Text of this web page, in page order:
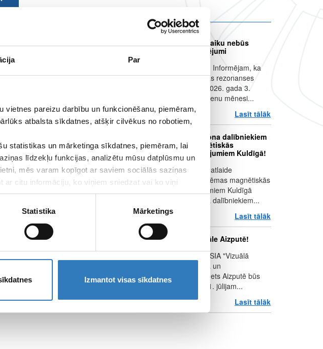
Par
pareizu darbību un funkcionēšanu, piemēram,
atbalsta sīkdatnes, atšķir cilvēkus no robotiem,
statistikas un mārketinga sīkdatnes, piemēram, lai
līdzekļu funkcijas, analizētu mūsu datplūsmu un
mēs varam kopīgot ar saviem sociālās saziņas
ar citu informāciju, ko viņiem sniedzat vai ko viņi
Statistika Mārketings
Izmantot visas sīkdatnes
Citi jaunumi
Jēkabpils filiālē uz laiku nebūs
pieejami MR izmeklējumi
Informācija pacientiem Informējam, ka
saistībā ar magnētiskās rezonanses
iekārtas nomaiņu no 2026. gada 3.
augusta uz aptuveni vienu mēnesi...
Lasīt tālāk
Kuldīgas pusmaratona dalībniekiem
– 10% atlaide magnētiskās
rezonanses izmeklējumiem Kuldīgā!
Kustība turpinās! 10% atlaide
muskuloskeletālās sistēmas magnētiskās
rezonanses izmeklējumiem Kuldīgā
Kuldīgas pusmaratona dalībniekiem...
Lasīt tālāk
Jūlijā nestrādās filiāle Aizputē!
Vēlamies informēt, ka SIA "Vizuālā
diagnostika" Rentgena un
ultrasonogrāfijas kabinets Aizputē būs
slēgts no š.g. 1. līdz 31. jūlijam...
Lasīt tālāk